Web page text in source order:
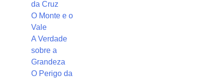
da Cruz
O Monte e o
Vale
A Verdade
sobre a
Grandeza
O Perigo da